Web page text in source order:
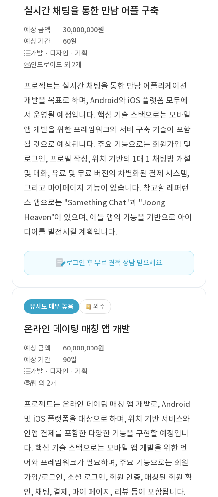
실시간 채팅을 통한 만남 어플 구축
예상 금액
30,000,000원
예상 기간
60일
개발 · 디자인 · 기획
안드로이드 외 2개
프로젝트는 실시간 채팅을 통한 만남 어플리케이션
개발을 목표로 하며, Android와 iOS 플랫폼 모두에
서 운영될 예정입니다. 핵심 기술 스택으로는 모바일
앱 개발을 위한 프레임워크와 서버 구축 기술이 포함
될 것으로 예상됩니다. 주요 기능으로는 회원가입 및
로그인, 프로필 작성, 위치 기반의 1대 1 채팅방 개설
및 대화, 유료 및 무료 버전의 차별화된 결제 시스템,
그리고 마이페이지 기능이 있습니다. 참고할 레퍼런
스 앱으로는 "Something Chat"과 "Joong
Heaven"이 있으며, 이들 앱의 기능을 기반으로 아이
디어를 발전시킬 계획입니다.
로그인 후 무료 견적 상담 받으세요.
유사도 매우 높음 외주
온라인 데이팅 매칭 앱 개발
예상 금액
60,000,000원
예상 기간
90일
개발 · 디자인 · 기획
웹 외 2개
프로젝트는 온라인 데이팅 매칭 앱 개발로, Android
및 iOS 플랫폼을 대상으로 하며, 위치 기반 서비스와
인앱 결제를 포함한 다양한 기능을 구현할 예정입니
다. 핵심 기술 스택으로는 모바일 앱 개발을 위한 언
어와 프레임워크가 필요하며, 주요 기능으로는 회원
가입/로그인, 소셜 로그인, 회원 인증, 매칭된 회원 확
인, 채팅, 결제, 마이 페이지, 리뷰 등이 포함됩니다.